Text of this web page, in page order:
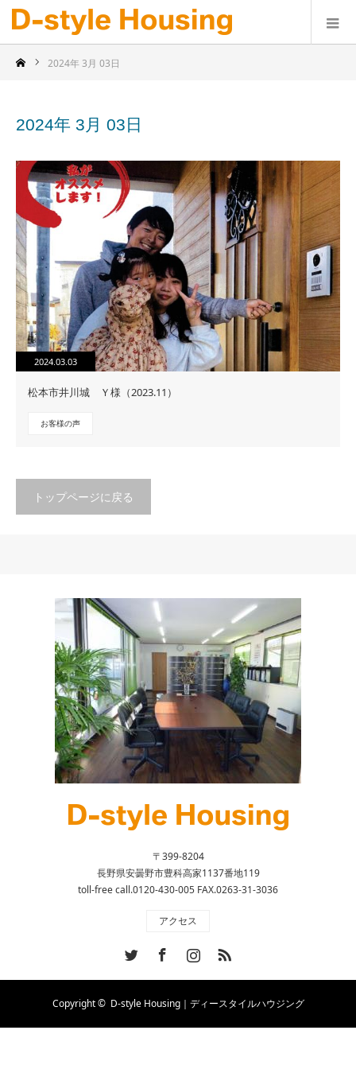
2024年 3月 03日
2024年 3月 03日
2024.03.03
松本市井川城 Ｙ様（2023.11）
お客様の声
トップページに戻る
〒399-8204
長野県安曇野市豊科高家1137番地119
toll-free call.0120-430-005 FAX.0263-31-3036
アクセス
InstagramRSS
Copyright © D-style Housing｜ディースタイルハウジング